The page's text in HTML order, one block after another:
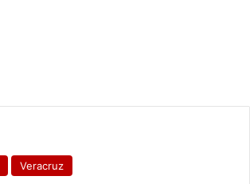
Veracruz